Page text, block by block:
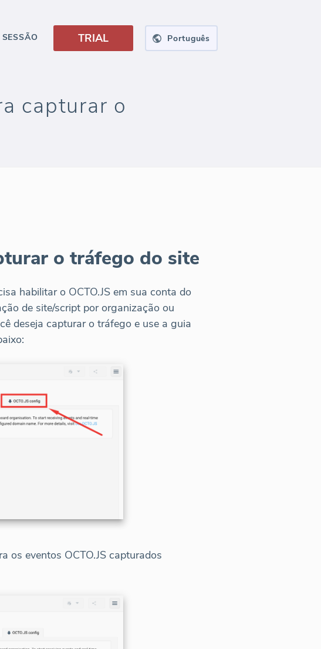
TRIAL Português
capturar o
o tráfego do site
habilitar o OCTO.JS em sua conta do
de site/script por organização ou
deseja capturar o tráfego e use a guia
os eventos OCTO.JS capturados